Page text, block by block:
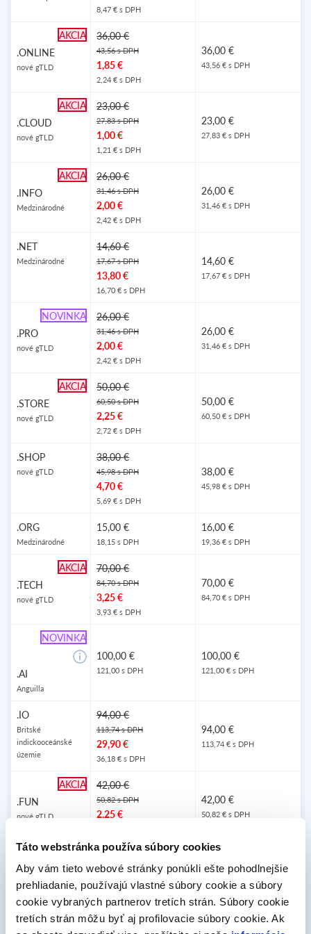
Táto webstránka používa súbory cookies
Aby vám tieto webové stránky ponúkli ešte pohodlnejšie
prehliadanie, používajú vlastné súbory cookie a súbory
cookie vybraných partnerov tretích strán. Súbory cookie
tretích strán môžu byť aj profilovacie súbory cookie. Ak
8,47 € s DPH
AKCIA
.ONLINE
nové gTLD
36,00 €
43,56 s DPH
1,85 €
2,24 € s DPH
36,00 €
43,56 € s DPH
AKCIA
.CLOUD
nové gTLD
23,00 €
27,83 s DPH
1,00 €
1,21 € s DPH
23,00 €
27,83 € s DPH
AKCIA
.INFO
Medzinárodné
26,00 €
31,46 s DPH
2,00 €
2,42 € s DPH
26,00 €
31,46 € s DPH
.NET
Medzinárodné
14,60 €
17,67 s DPH
13,80 €
16,70 € s DPH
14,60 €
17,67 € s DPH
NOVINKA
.PRO
nové gTLD
26,00 €
31,46 s DPH
2,00 €
2,42 € s DPH
26,00 €
31,46 € s DPH
AKCIA
.STORE
nové gTLD
50,00 €
60,50 s DPH
2,25 €
2,72 € s DPH
50,00 €
60,50 € s DPH
.SHOP
nové gTLD
38,00 €
45,98 s DPH
4,70 €
5,69 € s DPH
38,00 €
45,98 € s DPH
.ORG
Medzinárodné
15,00 €
18,15 s DPH
16,00 €
19,36 € s DPH
AKCIA
.TECH
nové gTLD
70,00 €
84,70 s DPH
3,25 €
3,93 € s DPH
70,00 €
84,70 € s DPH
NOVINKA
.AI
Anguilla
100,00 €
121,00 s DPH
100,00 €
121,00 € s DPH
.IO
Britské
indickooceánské
územie
94,00 €
113,74 s DPH
29,90 €
36,18 € s DPH
94,00 €
113,74 € s DPH
AKCIA
.FUN
nové gTLD
42,00 €
50,82 s DPH
2,25 €
42,00 €
50,82 € s DPH
Nemecko
12,20 €
14,76 s DPH 14,76 € s DPH
14,20 €
17,18 s DPH
4,00 € 17,18 € s DPH